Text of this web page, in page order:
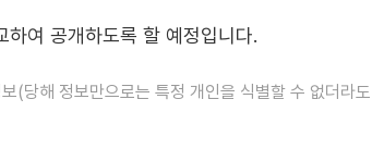
여 공개하도록 할 예정입니다.
(당해 정보만으로는 특정 개인을 식별할 수 없더라도